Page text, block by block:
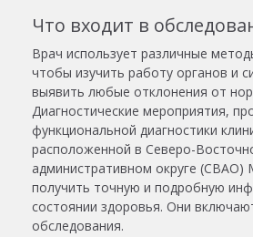
Что входит в
Врач использует различные
чтобы изучить работу органов и
выявить любые отклонения от
Диагностические мероприятия,
функциональной диагностики
расположенной в Северо-
административном округе (СВАО)
получить точную и подробную
состоянии здоровья. Они
обследования.